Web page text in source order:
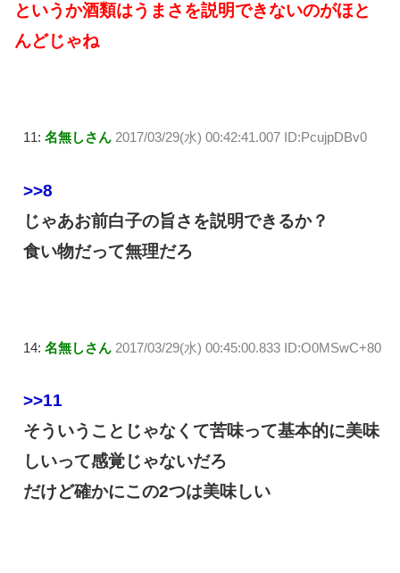
というか酒類はうまさを説明できないのがほと
んどじゃね
11: 名無しさん 2017/03/29(水) 00:42:41.007 ID:PcujpDBv0
>>8
じゃあお前白子の旨さを説明できるか？
食い物だって無理だろ
14: 名無しさん 2017/03/29(水) 00:45:00.833 ID:O0MSwC+80
>>11
そういうことじゃなくて苦味って基本的に美味
しいって感覚じゃないだろ
だけど確かにこの2つは美味しい